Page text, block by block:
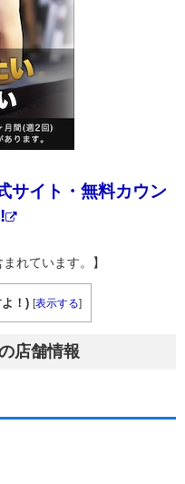
イト・無料カウン
れています。】
！) [表示する]
店舗情報